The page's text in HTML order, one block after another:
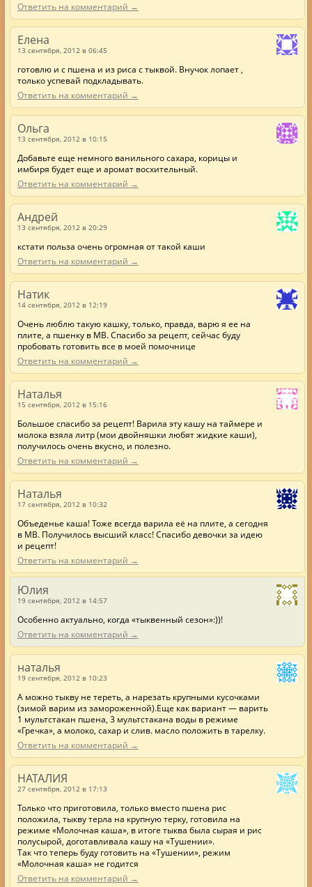
Ответить на комментарий →
Елена
13 сентября, 2012 в 06:45
готовлю и с пшена и из риса с тыквой. Внучок лопает ,
только успевай подкладывать.
Ответить на комментарий →
Ольга
13 сентября, 2012 в 10:15
Добавьте еще немного ванильного сахара, корицы и
имбиря будет еще и аромат восхительный.
Ответить на комментарий →
Андрей
13 сентября, 2012 в 20:29
кстати польза очень огромная от такой каши
Ответить на комментарий →
Натик
14 сентября, 2012 в 12:19
Очень люблю такую кашку, только, правда, варю я ее на
плите, а пшенку в МВ. Спасибо за рецепт, сейчас буду
пробовать готовить все в моей помочнице
Ответить на комментарий →
Наталья
15 сентября, 2012 в 15:16
Большое спасибо за рецепт! Варила эту кашу на таймере и
молока взяла литр (мои двойняшки любят жидкие каши),
получилось очень вкусно, и полезно.
Ответить на комментарий →
Наталья
17 сентября, 2012 в 10:32
Объеденье каша! Тоже всегда варила её на плите, а сегодня
в МВ. Получилось высший класс! Спасибо девочки за идею
и рецепт!
Ответить на комментарий →
Юлия
19 сентября, 2012 в 14:57
Особенно актуально, когда «тыквенный сезон»:))!
Ответить на комментарий →
наталья
19 сентября, 2012 в 10:23
А можно тыкву не тереть, а нарезать крупными кусочками
(зимой варим из замороженной).Еще как вариант — варить
1 мультстакан пшена, 3 мультстакана воды в режиме
«Гречка», а молоко, сахар и слив. масло положить в тарелку.
Ответить на комментарий →
НАТАЛИЯ
27 сентября, 2012 в 17:13
Только что приготовила, только вместо пшена рис
положила, тыкву терла на крупную терку, готовила на
режиме «Молочная каша», в итоге тыква была сырая и рис
полусырой, доготавливала кашу на «Тушении».
Так что теперь буду готовить на «Тушении», режим
«Молочная каша» не годится
Ответить на комментарий →